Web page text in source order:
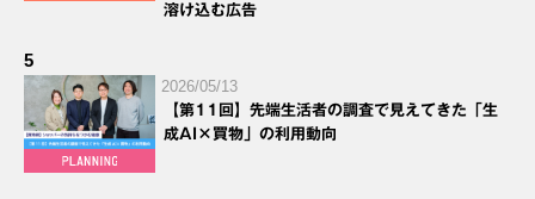
溶け込む広告
5
2026/05/13
【第11回】先端生活者の調査で見えてきた「生
成AI×買物」の利用動向